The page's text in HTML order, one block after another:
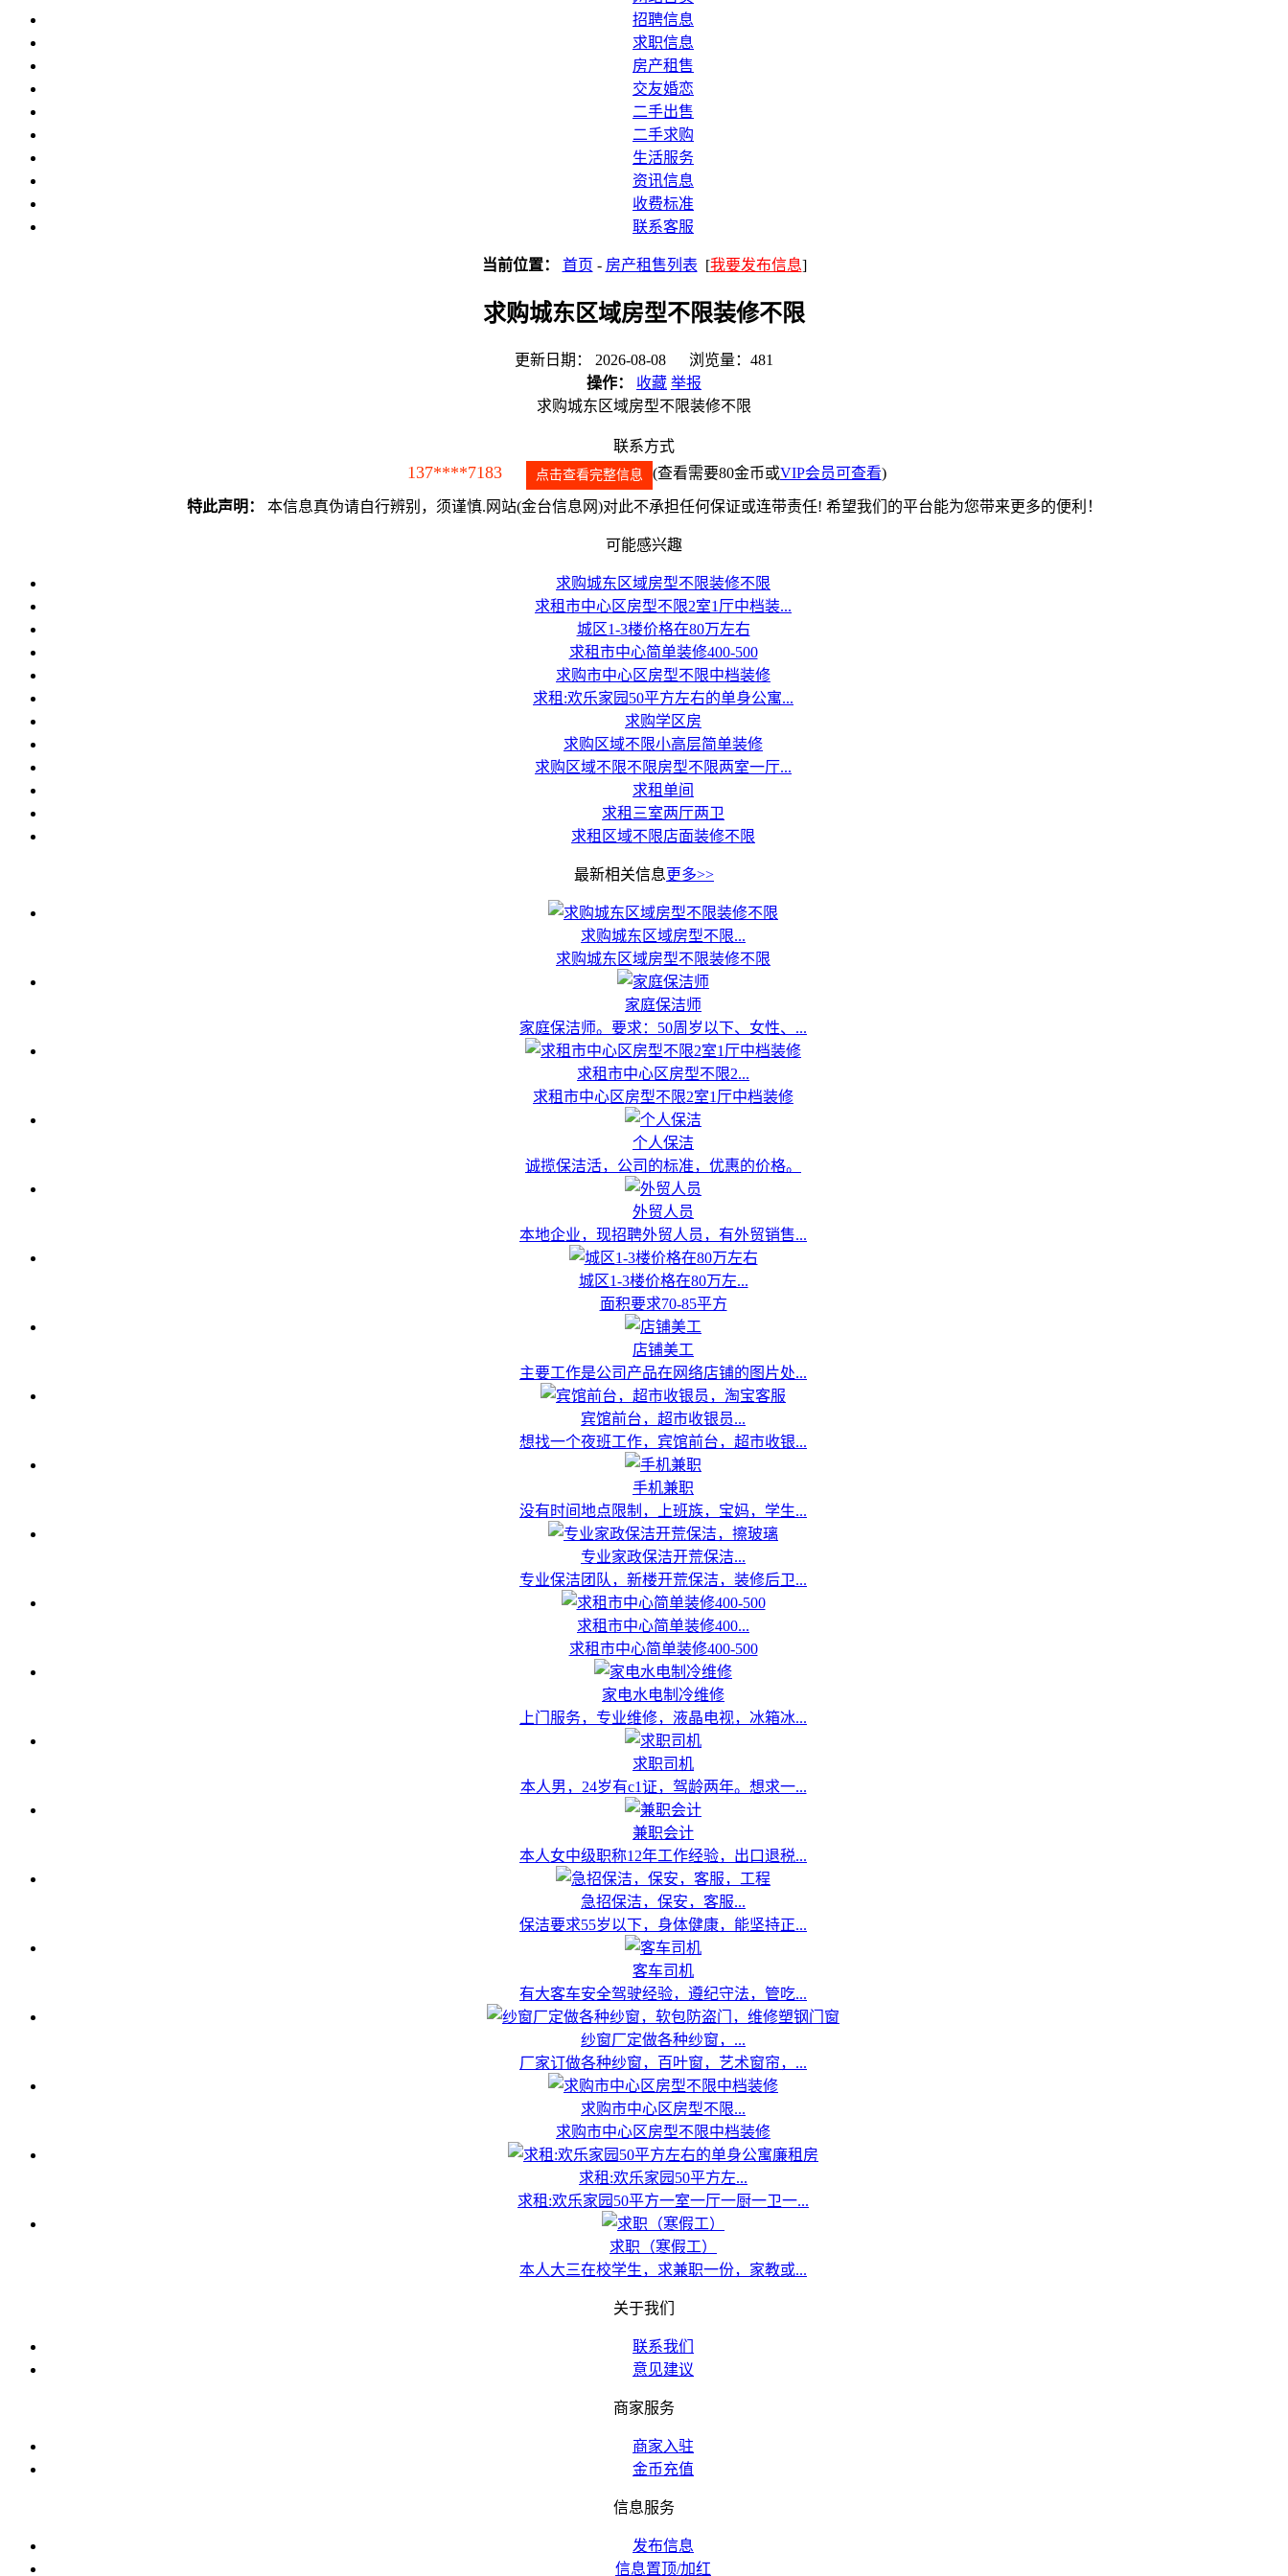
招聘信息
求职信息
房产租售
交友婚恋
二手出售
二手求购
生活服务
资讯信息
收费标准
联系客服
当前位置： 首页 - 房产租售列表 [我要发布信息]
求购城东区域房型不限装修不限
更新日期： 2026-08-08 浏览量：481
操作：
收藏 举报
求购城东区域房型不限装修不限
联系方式
137****7183 点击查看完整信息 (查看需要80金币或VIP会员可查看)
特此声明： 本信息真伪请自行辨别，须谨慎.网站(金台信息网)对此不承担任何保证或连带责任! 希望我们的平台能为您带来更多的便利！
可能感兴趣
求购城东区域房型不限装修不限
求租市中心区房型不限2室1厅中档装...
城区1-3楼价格在80万左右
求租市中心简单装修400-500
求购市中心区房型不限中档装修
求租:欢乐家园50平方左右的单身公寓...
求购学区房
求购区域不限小高层简单装修
求购区域不限不限房型不限两室一厅...
求租单间
求租三室两厅两卫
求租区域不限店面装修不限
最新相关信息更多>>
求购城东区域房型不限...
求购城东区域房型不限装修不限
家庭保洁师
家庭保洁师。要求：50周岁以下、女性、...
求租市中心区房型不限2...
求租市中心区房型不限2室1厅中档装修
个人保洁
诚揽保洁活，公司的标准，优惠的价格。
外贸人员
本地企业，现招聘外贸人员，有外贸销售...
城区1-3楼价格在80万左...
面积要求70-85平方
店铺美工
主要工作是公司产品在网络店铺的图片处...
宾馆前台，超市收银员...
想找一个夜班工作，宾馆前台，超市收银...
手机兼职
没有时间地点限制，上班族，宝妈，学生...
专业家政保洁开荒保洁...
专业保洁团队，新楼开荒保洁，装修后卫...
求租市中心简单装修400...
求租市中心简单装修400-500
家电水电制冷维修
上门服务，专业维修，液晶电视，冰箱冰...
求职司机
本人男，24岁有c1证，驾龄两年。想求一...
兼职会计
本人女中级职称12年工作经验，出口退税...
急招保洁，保安，客服...
保洁要求55岁以下，身体健康，能坚持正...
客车司机
有大客车安全驾驶经验，遵纪守法，管吃...
纱窗厂定做各种纱窗，...
厂家订做各种纱窗，百叶窗，艺术窗帘，...
求购市中心区房型不限...
求购市中心区房型不限中档装修
求租:欢乐家园50平方左...
求租:欢乐家园50平方一室一厅一厨一卫一...
求职（寒假工）
本人大三在校学生，求兼职一份，家教或...
关于我们
联系我们
意见建议
商家服务
商家入驻
金币充值
信息服务
发布信息
信息置顶/加红